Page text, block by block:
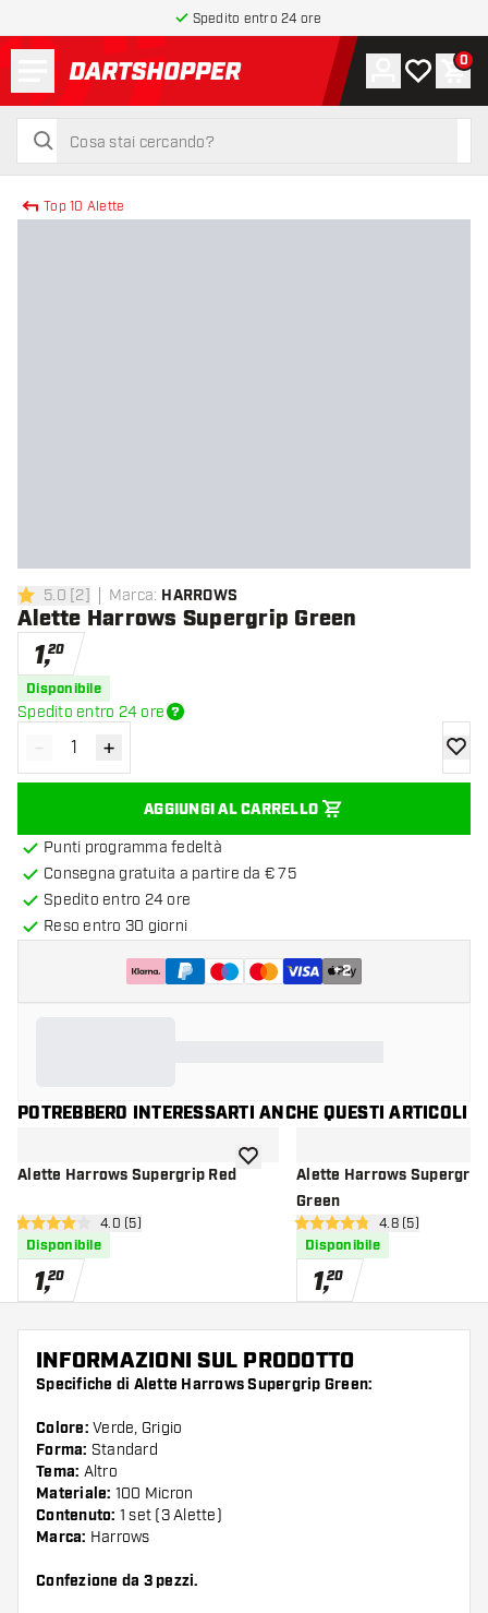
Spedito entro 24 ore
torna alla home page
cerca
cerca
Account
La mia0
Top 10 Alette
5 stelle di valutazione
5.0 [2] Marca: HARROWS
Alette Harrows Supergrip Green
1,20
Disponibile
Spedito entro 24 ore
Diminuisci quantità
- Aumenta quantità
+
AGGIUNGI AL CARRELLO
Punti programma fedeltà
Consegna gratuita a partire da € 75
Spedito entro 24 ore
Reso entro 30 giorni
+2
POTREBBERO INTERESSARTI ANCHE QUESTI ARTICOLI
Alette Harrows Supergrip Red
apri pannello recensioni
4 stelle di valutazione
4.0 (5)
Disponibile
1,20
aggiungi alla lista dei desideri
Alette Harrows Supergrip
Green
apri pannello
4.8 stelle di valutazione
4.8 (5)
Disponibile
1,20
INFORMAZIONI SUL PRODOTTO
Specifiche di Alette Harrows Supergrip Green:
Colore: Verde, Grigio
Forma: Standard
Tema: Altro
Materiale: 100 Micron
Contenuto: 1 set (3 Alette)
Marca: Harrows
Confezione da 3 pezzi.